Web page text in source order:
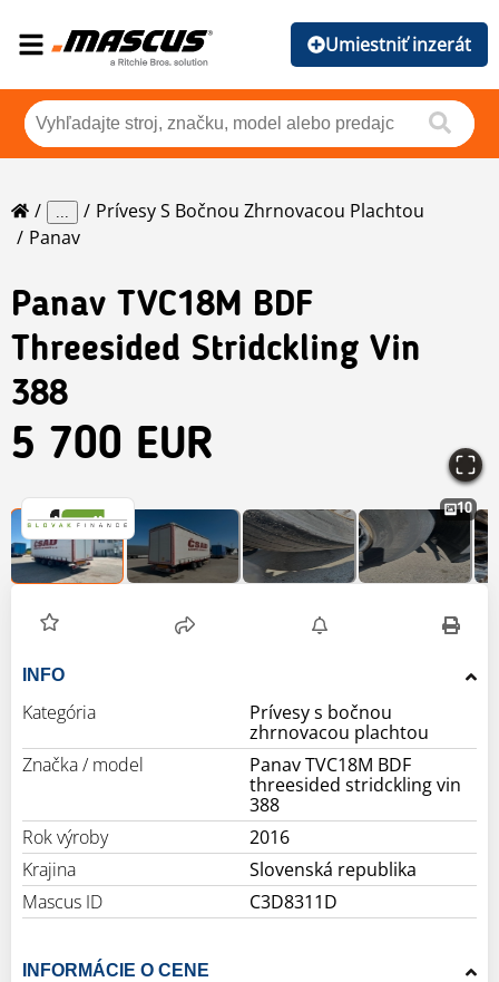
Umiestniť inzerát
...
Prívesy S Bočnou Zhrnovacou Plachtou
Panav
Panav TVC18M BDF
Threesided Stridckling Vin
388
5 700 EUR
10
INFO
Kategória
Prívesy s bočnou
zhrnovacou plachtou
Značka / model
Panav TVC18M BDF
threesided stridckling vin
388
Rok výroby
2016
Krajina
Slovenská republika
Mascus ID
C3D8311D
INFORMÁCIE O CENE